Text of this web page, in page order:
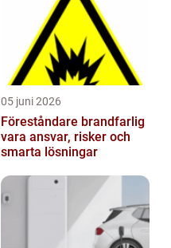
05 juni 2026
Föreståndare brandfarlig
vara ansvar, risker och
smarta lösningar